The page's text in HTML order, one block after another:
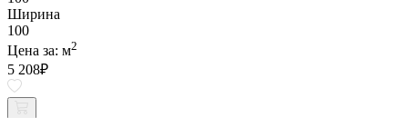
Ширина
100
Цена за: м2
5 208₽